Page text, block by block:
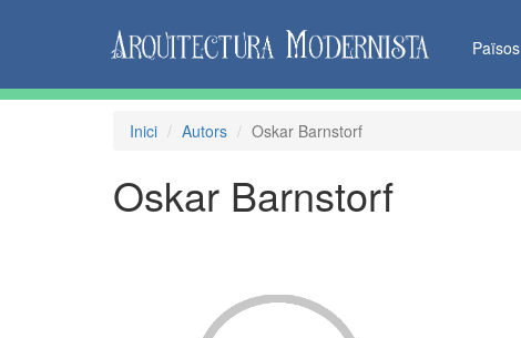
Països
Inici Autors Oskar Barnstorf
Oskar Barnstorf